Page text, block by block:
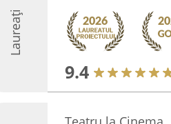
Laureați
9.4